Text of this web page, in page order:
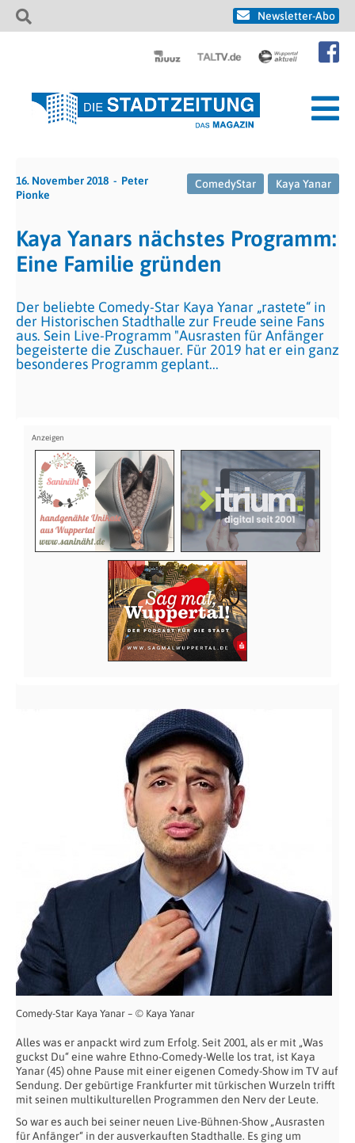
Newsletter-Abo
16. November 2018
Peter
Pionke
ComedyStar Kaya Yanar
Kaya Yanars nächstes Programm:
Eine Familie gründen
Der beliebte Comedy-Star Kaya Yanar „rastete“ in
der Historischen Stadthalle zur Freude seine Fans
aus. Sein Live-Programm "Ausrasten für Anfänger
begeisterte die Zuschauer. Für 2019 hat er ein ganz
besonderes Programm geplant...
Comedy-Star Kaya Yanar – © Kaya Yanar
Alles was er anpackt wird zum Erfolg. Seit 2001, als er mit „Was
guckst Du“ eine wahre Ethno-Comedy-Welle los trat, ist Kaya
Yanar (45) ohne Pause mit einer eigenen Comedy-Show im TV auf
Sendung. Der gebürtige Frankfurter mit türkischen Wurzeln trifft
mit seinen multikulturellen Programmen den Nerv der Leute.
So war es auch bei seiner neuen Live-Bühnen-Show „Ausrasten
für Anfänger“ in der ausverkauften Stadthalle. Es ging um